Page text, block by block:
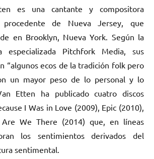
es una cantante y compositora
procedente de Nueva Jersey, que
en Brooklyn, Nueva York. Según la
especializada Pitchfork Media, sus
“algunos ecos de la tradición folk pero
un mayor peso de lo personal y lo
Etten ha publicado cuatro discos
I Was in Love (2009), Epic (2010),
We There (2014) que, en líneas
los sentimientos derivados del
sentimental.